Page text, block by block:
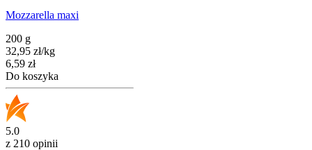
Mozzarella maxi
200 g
32,95 zł/kg
Cena
6,59 zł
Do koszyka
5.0
z 210 opinii